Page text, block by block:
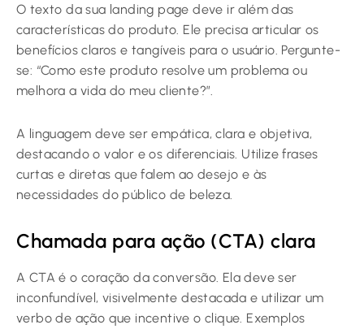
O texto da sua landing page deve ir além das
características do produto. Ele precisa articular os
benefícios claros e tangíveis para o usuário. Pergunte-
se: “Como este produto resolve um problema ou
melhora a vida do meu cliente?”.
A linguagem deve ser empática, clara e objetiva,
destacando o valor e os diferenciais. Utilize frases
curtas e diretas que falem ao desejo e às
necessidades do público de beleza.
Chamada para ação (CTA) clara
A CTA é o coração da conversão. Ela deve ser
inconfundível, visivelmente destacada e utilizar um
verbo de ação que incentive o clique. Exemplos